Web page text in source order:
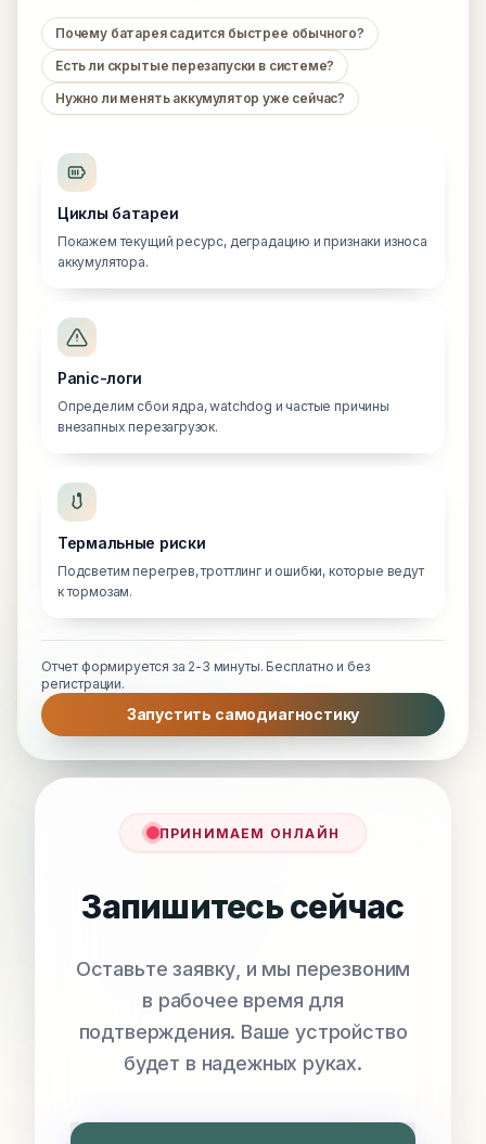
Почему батарея садится быстрее обычного?
Есть ли скрытые перезапуски в системе?
Нужно ли менять аккумулятор уже сейчас?
Циклы батареи
Покажем текущий ресурс, деградацию и признаки износа
аккумулятора.
Panic-логи
Определим сбои ядра, watchdog и частые причины
внезапных перезагрузок.
Термальные риски
Подсветим перегрев, троттлинг и ошибки, которые ведут
к тормозам.
Отчет формируется за 2-3 минуты. Бесплатно и без
регистрации.
Запустить самодиагностику
ПРИНИМАЕМ ОНЛАЙН
Запишитесь сейчас
Оставьте заявку, и мы перезвоним
в рабочее время для
подтверждения. Ваше устройство
будет в надежных руках.